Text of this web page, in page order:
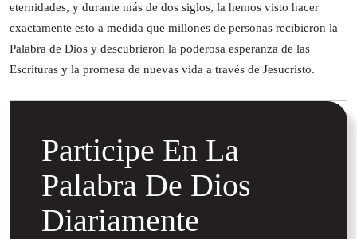
eternidades, y durante más de dos siglos, la hemos visto hacer
exactamente esto a medida que millones de personas recibieron la
Palabra de Dios y descubrieron la poderosa esperanza de las
Escrituras y la promesa de nuevas vida a través de Jesucristo.
Participe En La
Palabra De Dios
Diariamente